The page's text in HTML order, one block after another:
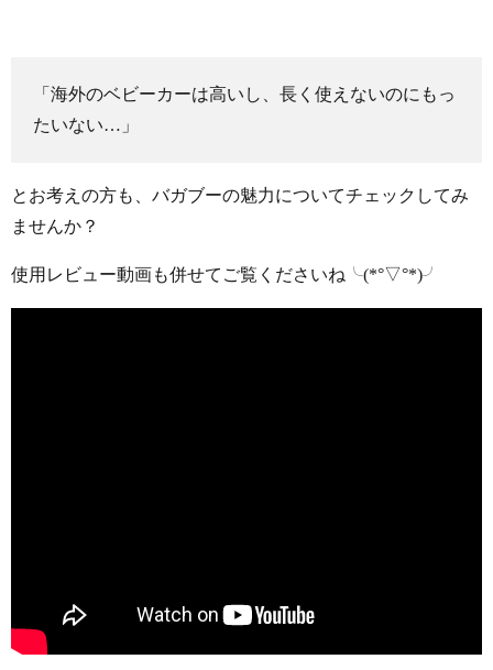
「海外のベビーカーは高いし、長く使えないのにもっ
たいない…」
とお考えの方も、バガブーの魅力についてチェックしてみ
ませんか？
使用レビュー動画も併せてご覧くださいね╰(*°▽°*)╯